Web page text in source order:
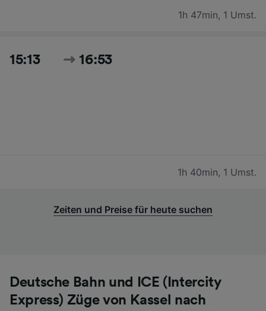
1h 47min, 1 Umst.
15:13 16:53
1h 40min, 1 Umst.
Zeiten und Preise für heute suchen
Deutsche Bahn und ICE (Intercity
Express) Züge von Kassel nach